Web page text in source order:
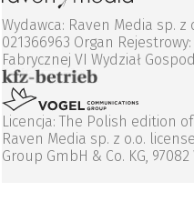
Wydawca: Raven Media sp. z
021366963 Organ
Fabrycznej VI Wydział
Licencja: The Polish edition
Raven Media sp. z o.o.
Group GmbH & Co. KG,